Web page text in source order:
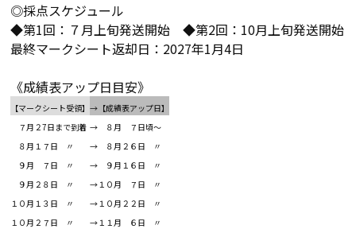
◎採点スケジュール
◆第1回：７月上旬発送開始 ◆第2回：10月上旬発送開始
最終マークシート返却日：2027年1月4日
《成績表アップ日目安》
【マークシート受領】→【成績表アップ日】
７月２7日まで到着
８月１７日 〃
９月 ７日 〃
９月２８日 〃
１０月１３日 〃
１０月２７日 〃
→ ８月 ７日頃～
→ ８月２６日 〃
→ ９月１６日 〃
→１０月 ７日 〃
→１０月２２日 〃
→１１月 ６日 〃